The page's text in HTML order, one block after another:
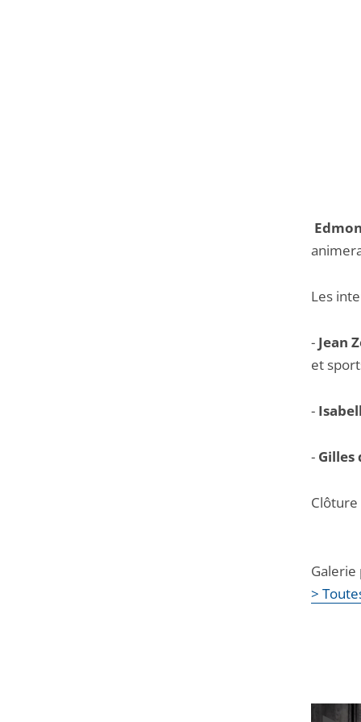
Les
- Jean
et
-
- Gilles
Clôture
>